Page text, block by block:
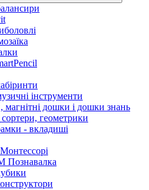
інструменти
магнітні дошки і дошки знань
геометрики
- вкладиші
Познавалка